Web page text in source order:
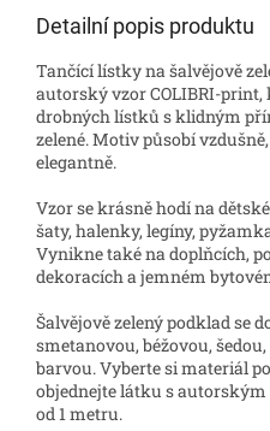
Detailní popis produktu
Tančící lístky na šalvějově
autorský vzor COLIBRI-
drobných lístků s klidným
zelené. Motiv působí
elegantně.
Vzor se krásně hodí na
šaty, halenky, legíny,
Vynikne také na doplňcích,
dekoracích a jemném
Šalvějově zelený podklad se
smetanovou, béžovou,
barvou. Vyberte si materiál
objednejte látku s
od 1 metru.